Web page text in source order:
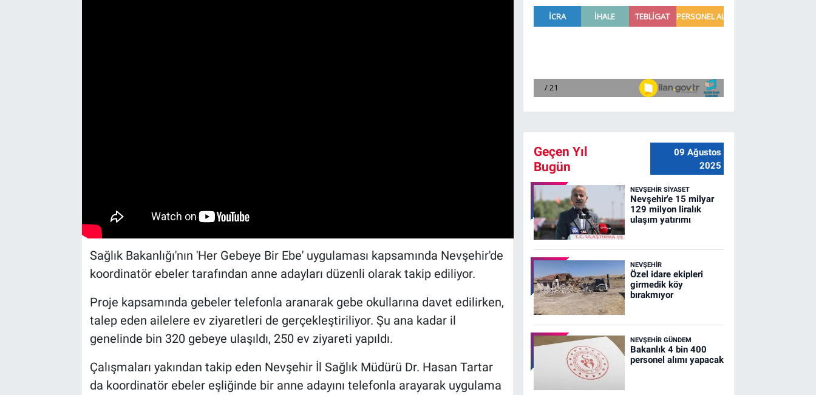
Sağlık Bakanlığı'nın 'Her Gebeye Bir Ebe' uygulaması kapsamında Nevşehir'de
koordinatör ebeler tarafından anne adayları düzenli olarak takip ediliyor.
Proje kapsamında gebeler telefonla aranarak gebe okullarına davet edilirken,
talep eden ailelere ev ziyaretleri de gerçekleştiriliyor. Şu ana kadar il
genelinde bin 320 gebeye ulaşıldı, 250 ev ziyareti yapıldı.
Çalışmaları yakından takip eden Nevşehir İl Sağlık Müdürü Dr. Hasan Tartar
da koordinatör ebeler eşliğinde bir anne adayını telefonla arayarak uygulama
Geçen Yıl
Bugün
09 Ağustos
2025
NEVŞEHIR SIYASET
Nevşehir'e 15 milyar
129 milyon liralık
ulaşım yatırımı
NEVŞEHIR
Özel idare ekipleri
girmedik köy
bırakmıyor
NEVŞEHIR GÜNDEM
Bakanlık 4 bin 400
personel alımı yapacak